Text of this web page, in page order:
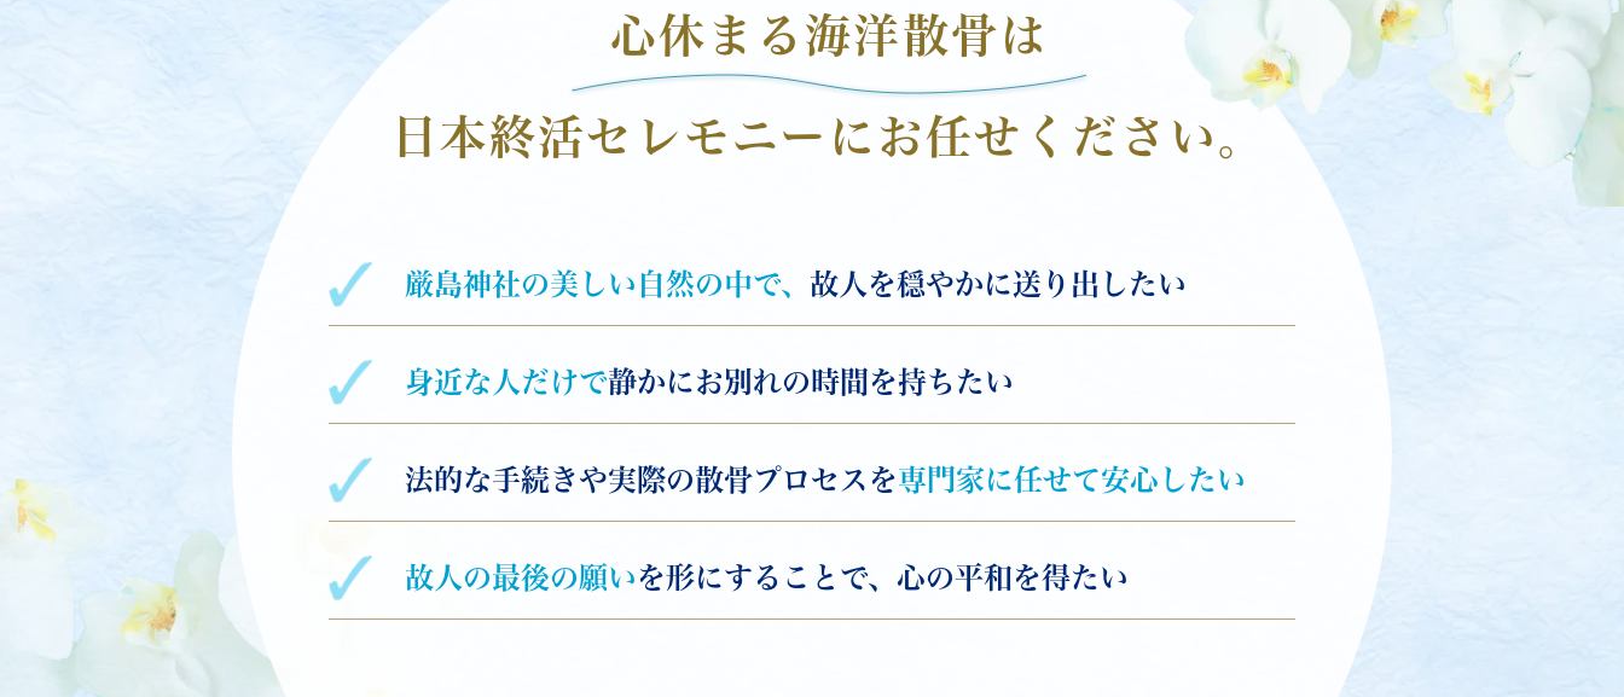
心休まる海洋散骨は
日本終活セレモニーに お任せください。
厳島神社の美しい自然の中で、 故人を穏やかに送り出したい
身近な人だけで静かにお別れの時間を持ちたい
法的な手続きや実際の散骨プロセスを専門家に任せて安心したい
故人の最後の願い を形にすることで、心の平和を得たい